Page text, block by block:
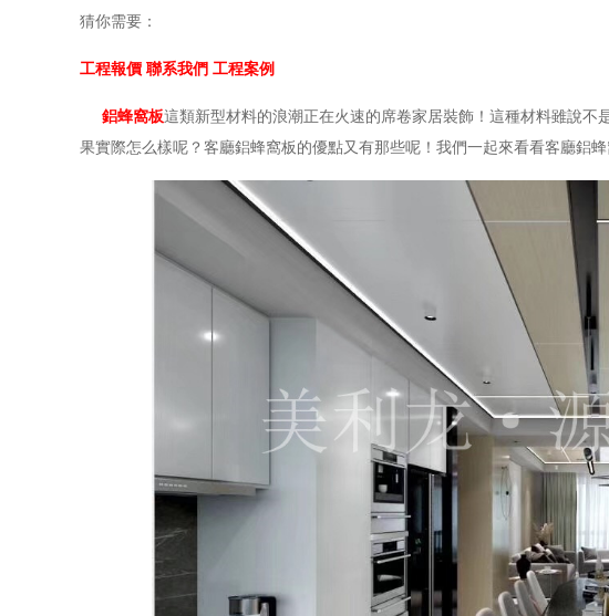
猜你需要：
工程報價 聯系我們 工程案例
鋁蜂窩板這類新型材料的浪潮正在火速的席卷家居裝飾！這種材料雖說
果實際怎么樣呢？客廳鋁蜂窩板的優點又有那些呢！我們一起來看看客廳鋁蜂